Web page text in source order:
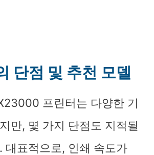
단점 및 추천 모델
프린터는 다양한 기
만, 몇 가지 단점도 지적될
대표적으로, 인쇄 속도가